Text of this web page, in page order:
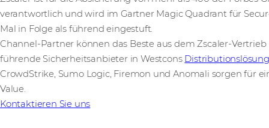
verantwortlich und wird im Gartner Magic Quadrant für
Mal in Folge als führend eingestuft.
Channel-Partner können das Beste aus dem Zscaler-
führende Sicherheitsanbieter in Westcons Distributionslösung
CrowdStrike, Sumo Logic, Firemon und Anomali sorgen für
Value.
Kontaktieren Sie uns